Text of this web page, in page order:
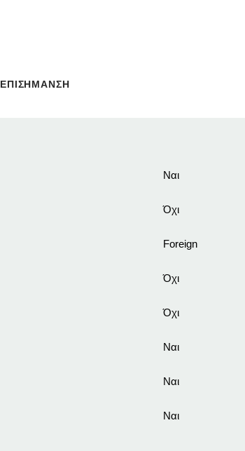
ΕΠΙΣΗΜΑΝΣΗ
Ναι
Όχι
Foreign
Όχι
Όχι
Ναι
Ναι
Ναι